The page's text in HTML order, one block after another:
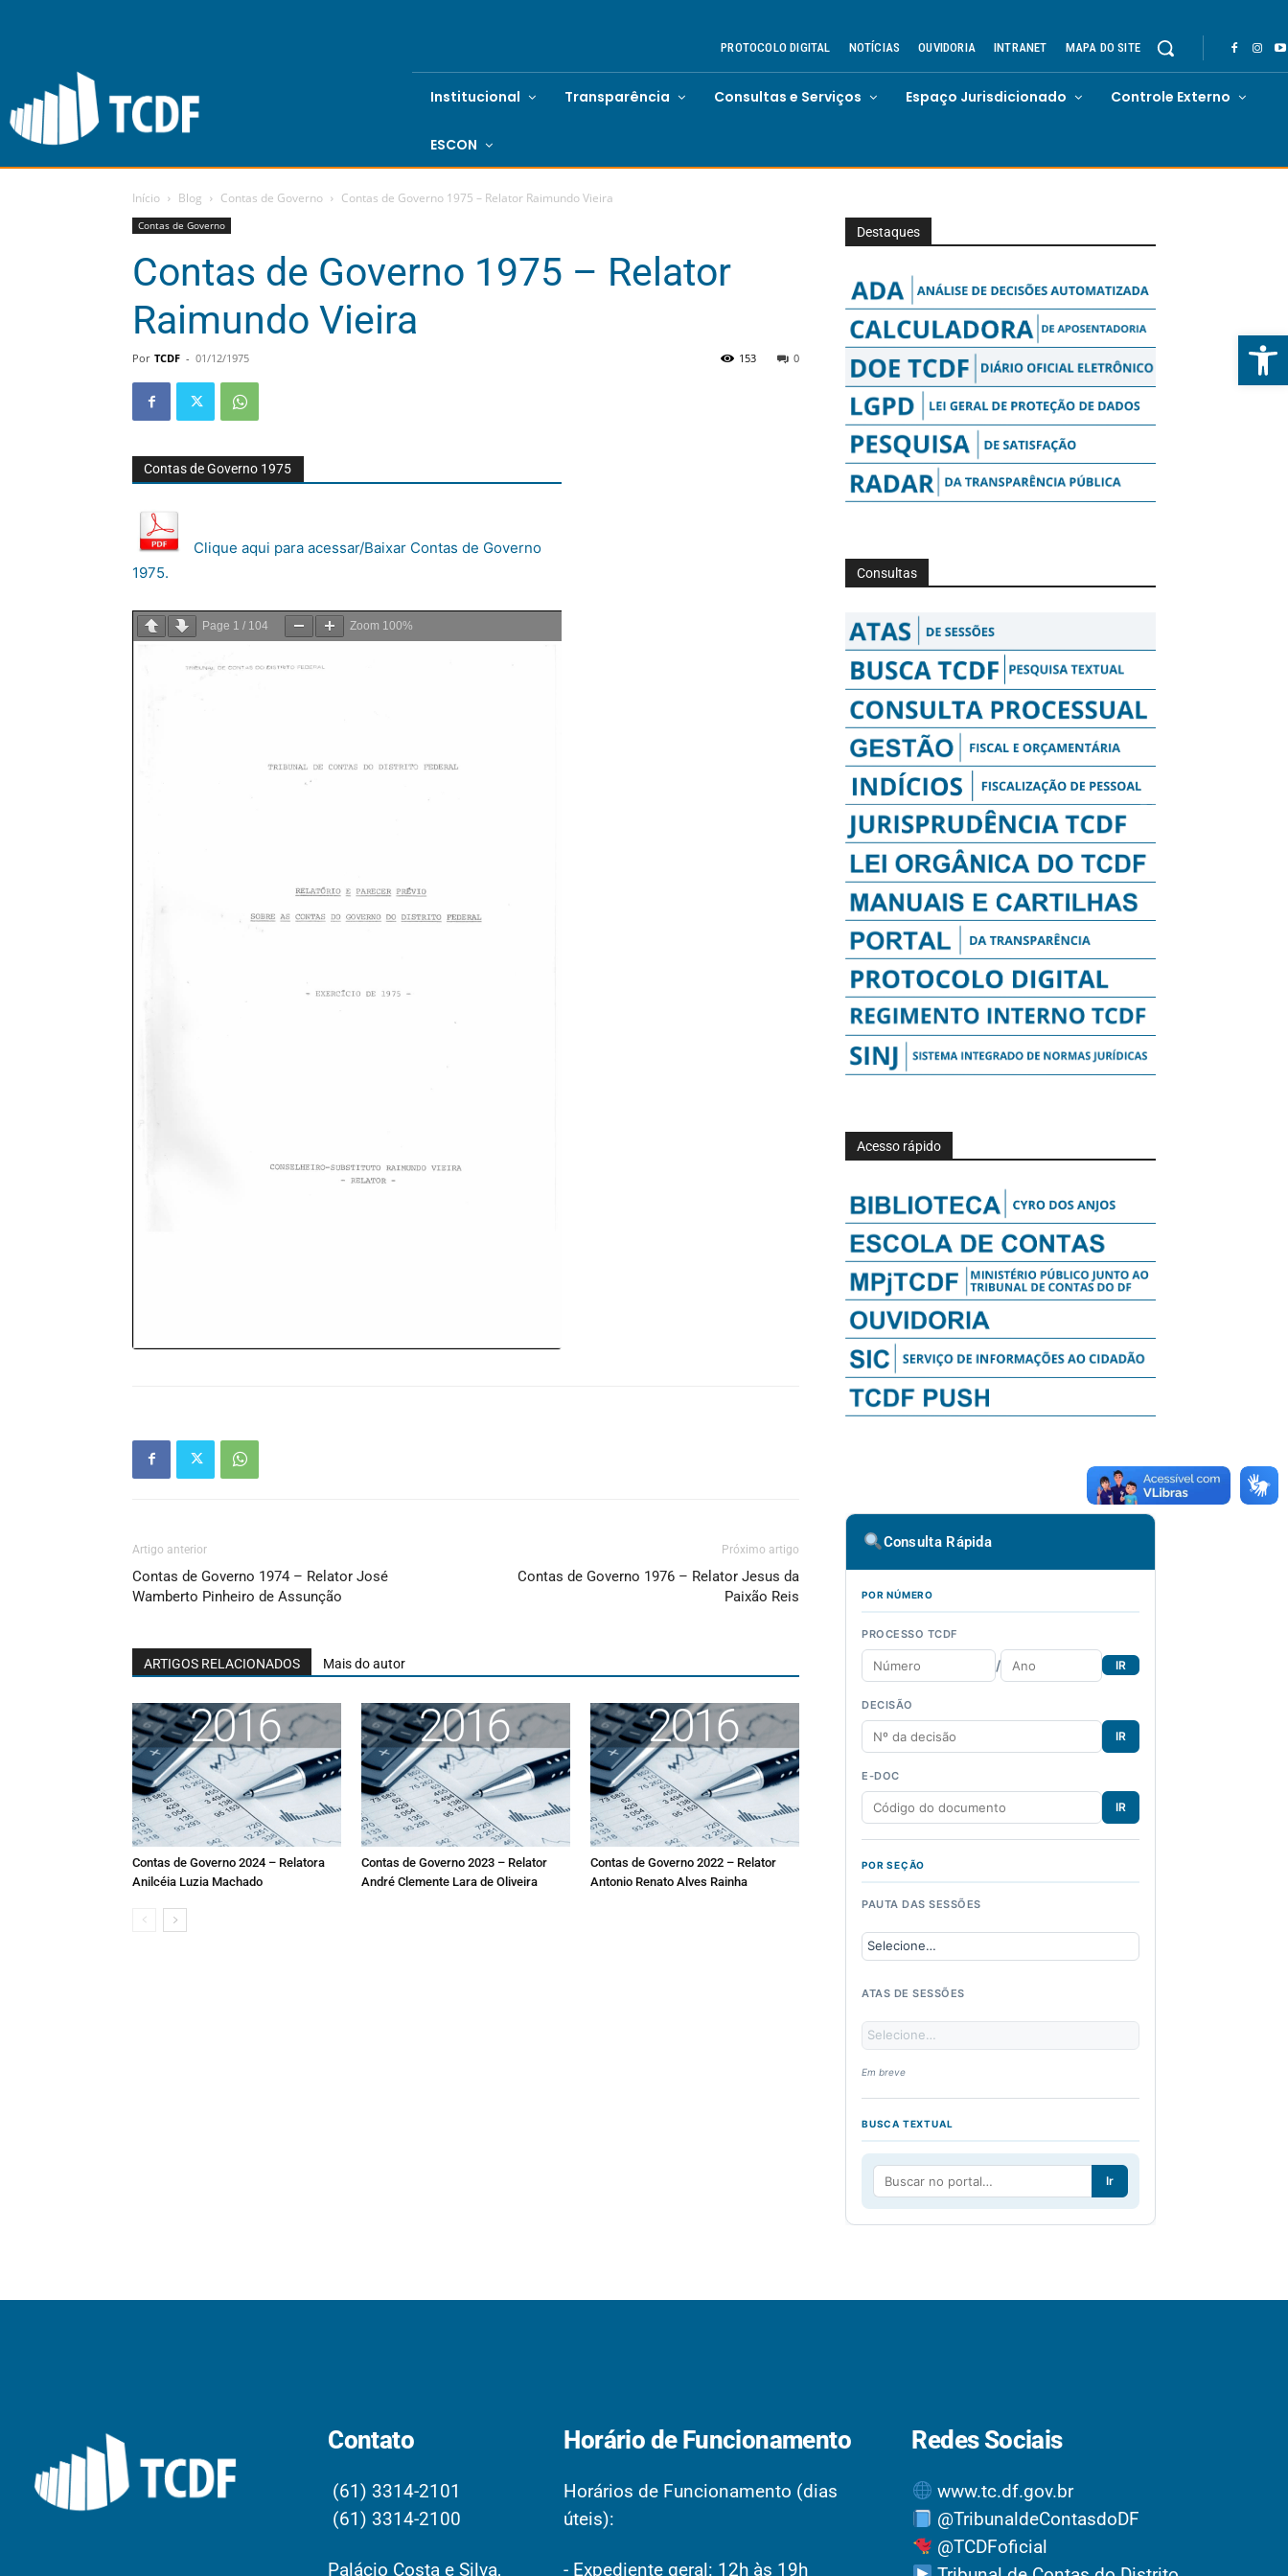
Abrir
PROTOCOLO DIGITAL NOTÍCIAS OUVIDORIA INTRANET MAPA DO SITE
Institucional Transparência Consultas e Serviços Espaço Jurisdicionado Controle Externo
ESCON
Início Blog Contas de Governo Contas de Governo 1975 – Relator Raimundo Vieira
Contas de Governo
Contas de Governo 1975 – Relator
Raimundo Vieira
Por TCDF - 01/12/1975 0
153
Contas de Governo 1975
Clique aqui para acessar/Baixar Contas de Governo
1975.
Page 1 / 104 Zoom 100%
Artigo anterior
Contas de Governo 1974 – Relator José
Wamberto Pinheiro de Assunção
Próximo artigo
Contas de Governo 1976 – Relator Jesus da
Paixão Reis
ARTIGOS RELACIONADOS Mais do autor
Contas de Governo 2024 – Relatora
Anilcéia Luzia Machado
Contas de Governo 2023 – Relator
André Clemente Lara de Oliveira
Contas de Governo 2022 – Relator
Antonio Renato Alves Rainha
Destaques
Consultas
Acesso rápido
Consulta Rápida
POR NÚMERO
PROCESSO TCDF
/ IR
DECISÃO
IR
E-DOC
IR
POR SEÇÃO
PAUTA DAS SESSÕES
ATAS DE SESSÕES
Em breve
BUSCA TEXTUAL
Ir
Contato
(61) 3314-2101
(61) 3314-2100
Palácio Costa e Silva,
Horário de Funcionamento
Horários de Funcionamento (dias
úteis):
- Expediente geral: 12h às 19h
Redes Sociais
www.tc.df.gov.br
@TribunaldeContasdoDF
@TCDFoficial